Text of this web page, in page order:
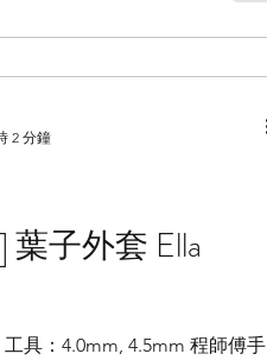
- 用線是絲羊毛- 柑桔、開心
形成厚實的質地 織圖：
具：4.0mm, 4.5mm 程師傅手
2 分鐘